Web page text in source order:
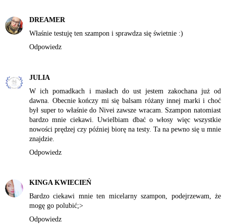
DREAMER
Właśnie testuję ten szampon i sprawdza się świetnie :)
Odpowiedz
JULIA
W ich pomadkach i masłach do ust jestem zakochana już od
dawna. Obecnie kończy mi się balsam różany innej marki i choć
był super to właśnie do Nivei zawsze wracam. Szampon natomiast
bardzo mnie ciekawi. Uwielbiam dbać o włosy więc wszystkie
nowości prędzej czy później biorę na testy. Ta na pewno się u mnie
znajdzie.
Odpowiedz
KINGA KWIECIEŃ
Bardzo ciekawi mnie ten micelarny szampon, podejrzewam, że
mogę go polubić;>
Odpowiedz